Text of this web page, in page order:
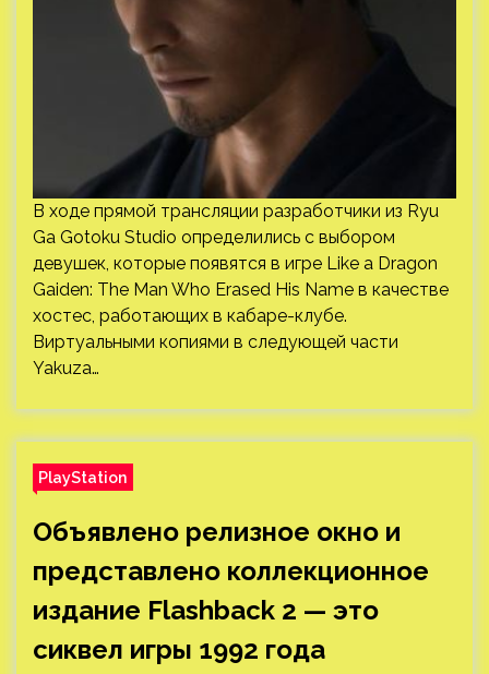
В ходе прямой трансляции разработчики из Ryu
Ga Gotoku Studio определились с выбором
девушек, которые появятся в игре Like a Dragon
Gaiden: The Man Who Erased His Name в качестве
хостес, работающих в кабаре-клубе.
Виртуальными копиями в следующей части
Yakuza…
PlayStation
Объявлено релизное окно и
представлено коллекционное
издание Flashback 2 — это
сиквел игры 1992 года